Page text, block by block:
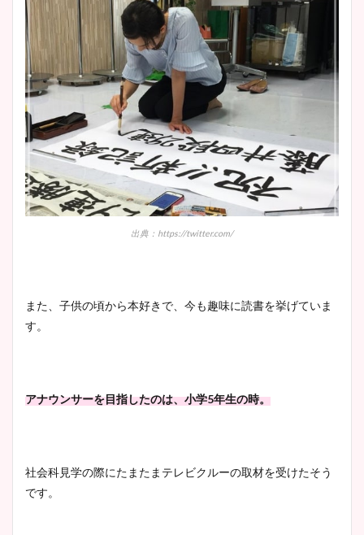
出典：https://twitter.com/
また、子供の頃から本好きで、今も趣味に読書を挙げていま
す。
アナウンサーを目指したのは、小学5年生の時。
社会科見学の際にたまたまテレビクルーの取材を受けたそう
です。